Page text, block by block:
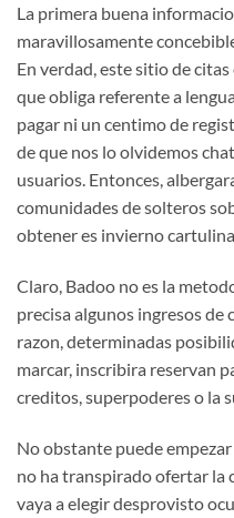
La primera buena
maravillosamente
En verdad, este sitio de
que obliga referente a
pagar ni un centimo de
de que nos lo olvidemos
usuarios. Entonces,
comunidades de solteros
obtener es invierno
Claro, Badoo no es la
precisa algunos ingresos
razon, determinadas
marcar, inscribira reservan
creditos, superpoderes o la
No obstante puede
no ha transpirado ofertar la
vaya a elegir desprovisto